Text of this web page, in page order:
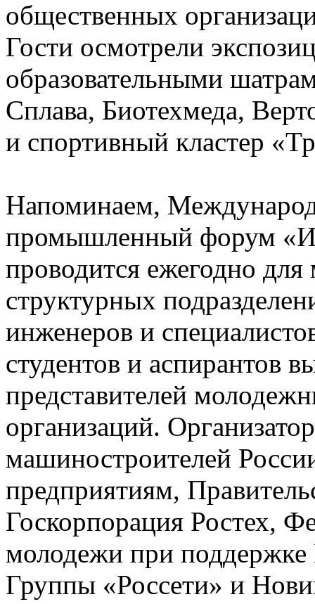
общественных
Гости осмотрели
образовательными
Сплава, Биотехмеда,
и спортивный кластер
Напоминаем,
промышленный форум
проводится ежегодно
структурных
инженеров и
студентов и аспирантов
представителей
организаций.
машиностроителей
предприятиям,
Госкорпорация Ростех,
молодежи при
Группы «Россети» и